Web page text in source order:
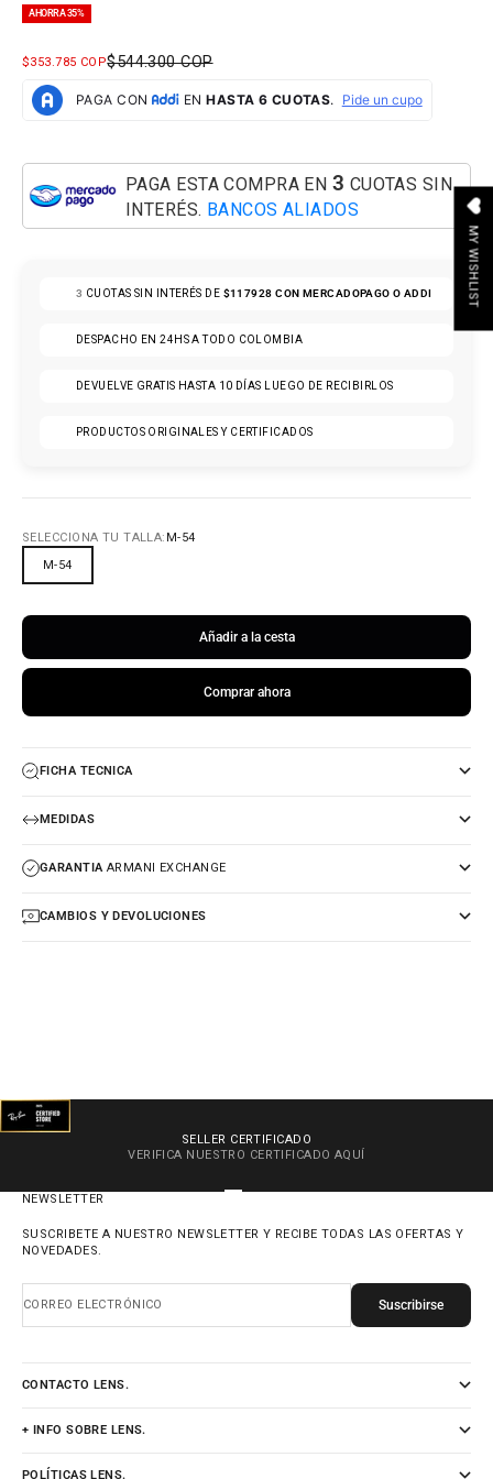
AHORRA 35%
PRECIO DE OFERTA
$353.785 COPPRECIO NORMAL
$544.300 COP
PAGA ESTA COMPRA EN 3 CUOTAS SIN
INTERÉS. BANCOS ALIADOS
3 CUOTAS SIN INTERÉS DE $117928CON MERCADOPAGO O ADDI
DESPACHO EN 24HS A TODO COLOMBIA
DEVUELVE GRATIS HASTA 10 DÍAS LUEGO DE RECIBIRLOS
PRODUCTOS ORIGINALES Y CERTIFICADOS
SELECCIONA TU TALLA: M-54
M-54
Añadir a la cesta
Comprar ahora
FICHA TECNICA
MEDIDAS
GARANTIAARMANI EXCHANGE
CAMBIOS Y DEVOLUCIONES
SELLER CERTIFICADO
VERIFICA NUESTRO CERTIFICADO AQUÍ
NEWSLETTER
SUSCRIBETE A NUESTRO NEWSLETTER Y RECIBE TODAS LAS OFERTAS Y
NOVEDADES.
CORREO ELECTRÓNICO Suscribirse
CONTACTO LENS.
+ INFO SOBRE LENS.
POLÍTICAS LENS.
MY WISHLIST